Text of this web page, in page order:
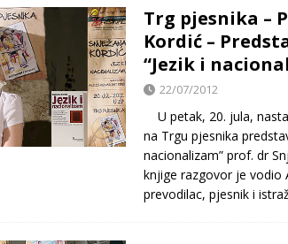
[ 08/08/2026 ]
Najava programa XL festivala „Grad
Trg pjesnika –
Kordić –
“Jezik i
22/07/2012
U petak, 20. jula,
na Trgu pjesnika
nacionalizam” prof. dr
knjige razgovor je vodio
prevodilac, pjesnik i